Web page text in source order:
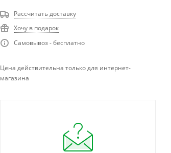
Рассчитать доставку
Хочу в подарок
Самовывоз - бесплатно
Цена действительна только для интернет-
магазина